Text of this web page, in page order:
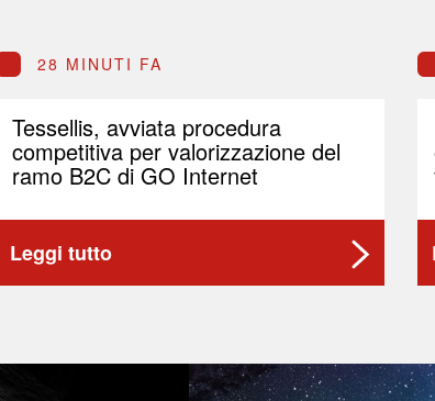
28 MINUTI FA
Tessellis, avviata procedura
competitiva per valorizzazione del
ramo B2C di GO Internet
Leggi tutto